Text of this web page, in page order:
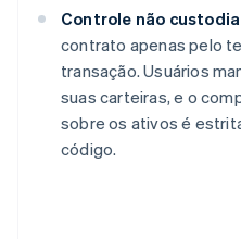
Controle não
contrato apenas pelo
transação. Usuários
suas carteiras, e o
sobre os ativos é
código.